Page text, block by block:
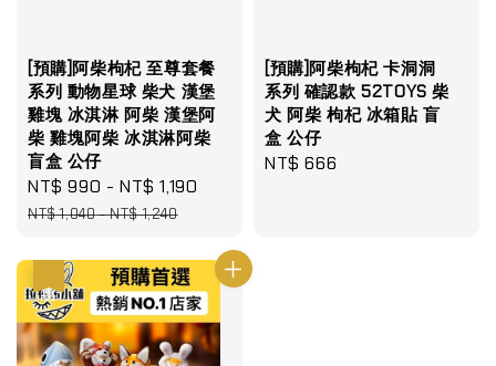
[預購]阿柴枸杞 至尊套餐
系列 動物星球 柴犬 漢堡
雞塊 冰淇淋 阿柴 漢堡阿
柴 雞塊阿柴 冰淇淋阿柴
盲盒 公仔
Sale
price
NT$ 990 -NT$ 1,190
NT$ 1,040-NT$ 1,240
[預購]阿柴枸杞 卡洞洞
系列 確認款 52TOYS 柴
犬 阿柴 枸杞 冰箱貼 盲
盒 公仔
Regular
NT$ 666